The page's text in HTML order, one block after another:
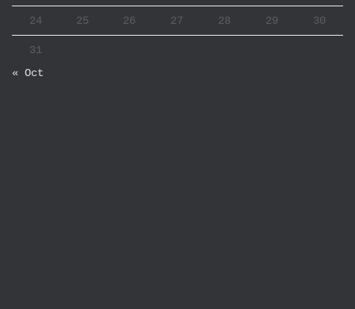
24 25 26 27 28 29 30
31
« Oct